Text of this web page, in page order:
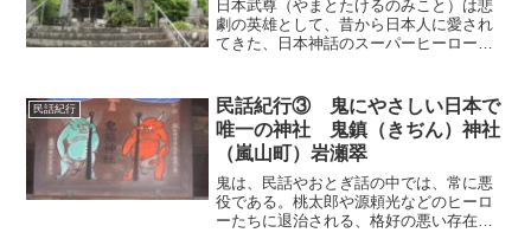
日本武尊（やまとたけるのみこと）は悲
劇の英雄として、昔から日本人に愛され
てきた、日本神話のスーパーヒーロー
の主人公である。それ故に、その白鳥が
舞い降りたという伝承が、日...
民話紀行
民話紀行③ 鬼にやさしい日本で
唯一の神社 鬼鎮（きぢん）神社
（嵐山町）岩瀬翠
鬼は、民話やおとぎ話の中では、常に悪
役である。桃太郎や源頼光などのヒーロ
ーたちに退治される、格好の悪い存在で